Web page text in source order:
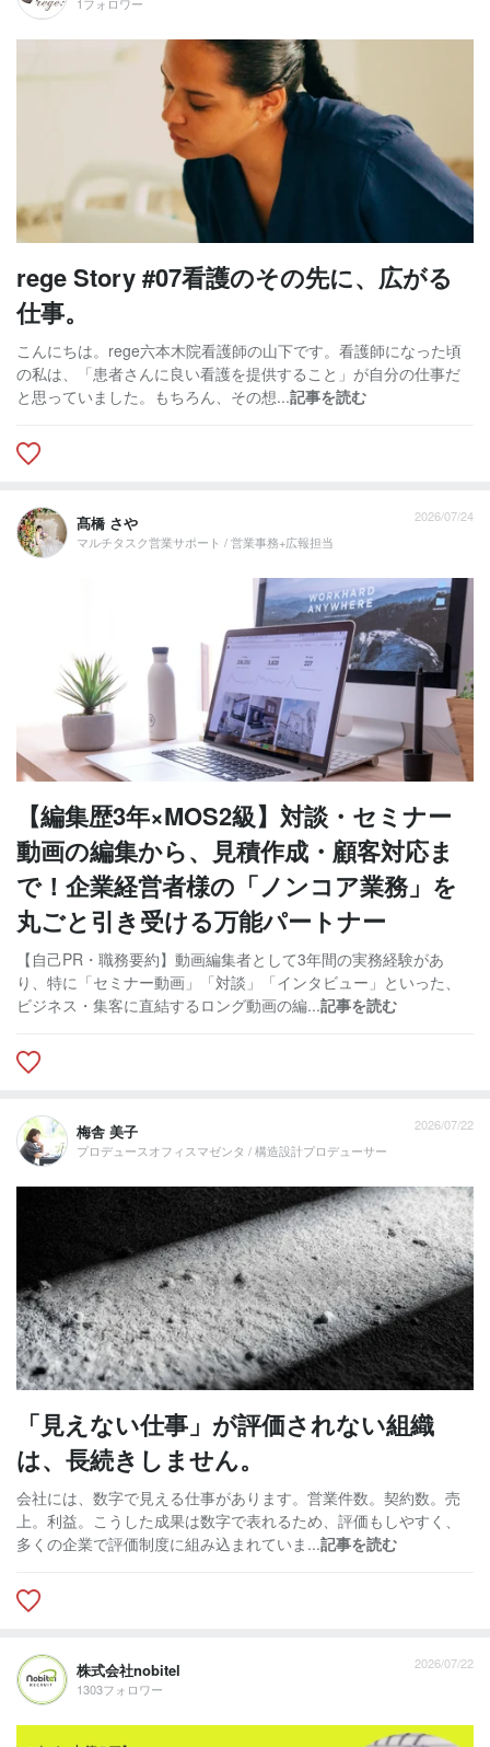
1フォロワー
rege Story #07看護のその先に、広がる
仕事。
こんにちは。rege六本木院看護師の山下です。看護師になった頃
の私は、「患者さんに良い看護を提供すること」が自分の仕事だ
と思っていました。もちろん、その想...記事を読む
髙橋 さや
マルチタスク営業サポート / 営業事務+広報担当
2026/07/24
【編集歴3年×MOS2級】対談・セミナー
動画の編集から、見積作成・顧客対応ま
で！企業経営者様の「ノンコア業務」を
丸ごと引き受ける万能パートナー
【自己PR・職務要約】動画編集者として3年間の実務経験があ
り、特に「セミナー動画」「対談」「インタビュー」といった、
ビジネス・集客に直結するロング動画の編...記事を読む
梅舎 美子
プロデュースオフィスマゼンタ / 構造設計プロデューサー
2026/07/22
「見えない仕事」が評価されない組織
は、長続きしません。
会社には、数字で見える仕事があります。営業件数。契約数。売
上。利益。こうした成果は数字で表れるため、評価もしやすく、
多くの企業で評価制度に組み込まれていま...記事を読む
株式会社nobitel
1303フォロワー
2026/07/22